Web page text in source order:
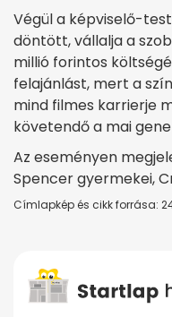
Végül a képviselő-
döntött, vállalja a
millió forintos
felajánlást, mert a
mind filmes karrierje
követendő a mai
Az eseményen
Spencer gyermekei,
Címlapkép és cikk forrása: